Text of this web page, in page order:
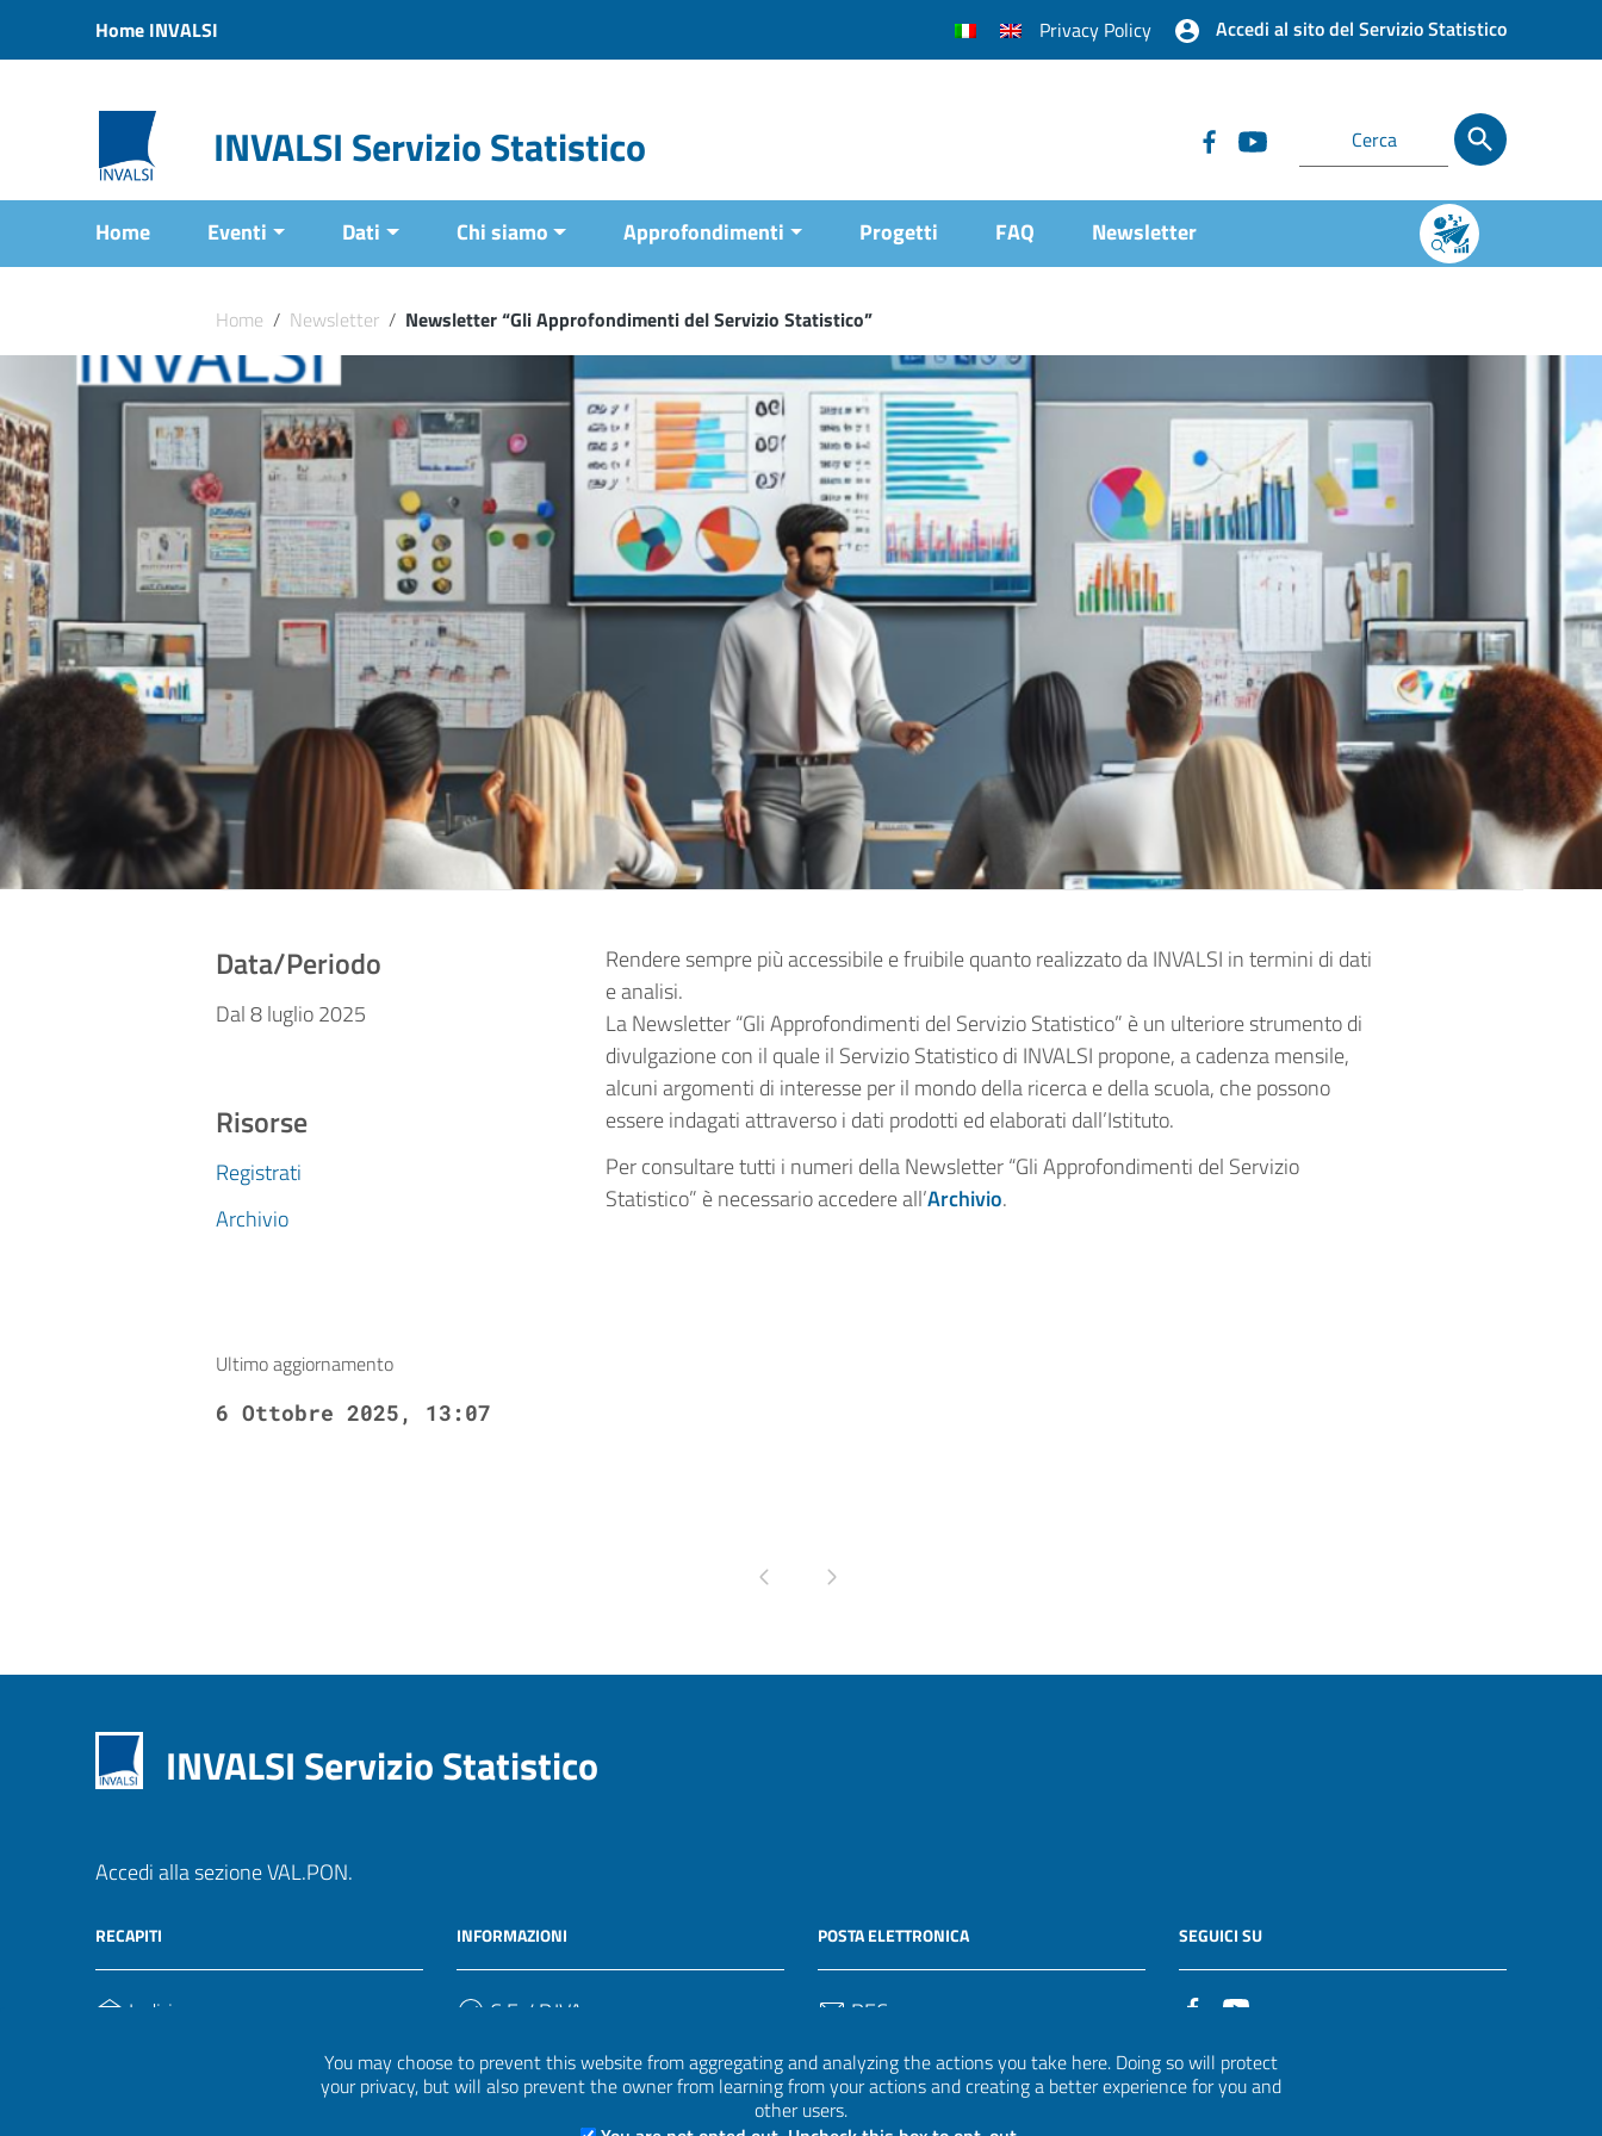
You may choose to prevent this website from aggregating and analyzing the actions you take here. Doing so will protect
your privacy, but will also prevent the owner from learning from your actions and creating a better experience for you and
other users.
Vai al menu di navigazione
Home INVALSI Privacy Policy Accedi al sito del Servizio Statistico
INVALSI Servizio Statistico
Home Eventi Dati Chi siamo Approfondimenti Progetti FAQ Newsletter
Home / Newsletter / Newsletter “Gli Approfondimenti del Servizio Statistico”
Data/Periodo
Dal 8 luglio 2025
Risorse
Registrati
Archivio
Rendere sempre più accessibile e fruibile quanto realizzato da INVALSI in termini di dati
e analisi.
La Newsletter “Gli Approfondimenti del Servizio Statistico” è un ulteriore strumento di
divulgazione con il quale il Servizio Statistico di INVALSI propone, a cadenza mensile,
alcuni argomenti di interesse per il mondo della ricerca e della scuola, che possono
essere indagati attraverso i dati prodotti ed elaborati dall’Istituto.
Per consultare tutti i numeri della Newsletter “Gli Approfondimenti del Servizio
Statistico” è necessario accedere all’Archivio.
Ultimo aggiornamento
6 Ottobre 2025, 13:07
Pagina precedentePagina successiva
INVALSI Servizio Statistico
Accedi alla sezione VAL.PON.
RECAPITI
Indirizzo
INFORMAZIONI
C.F. / P.IVA
POSTA ELETTRONICA
PEC
Email
SEGUICI SU